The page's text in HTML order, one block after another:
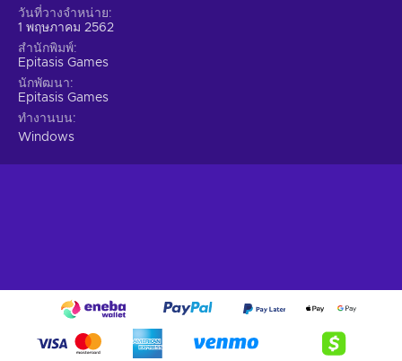
วันที่วางจำหน่าย
1 พฤษภาคม 2562
สำนักพิมพ์
Epitasis Games
นักพัฒนา
Epitasis Games
ทำงานบน
Windows